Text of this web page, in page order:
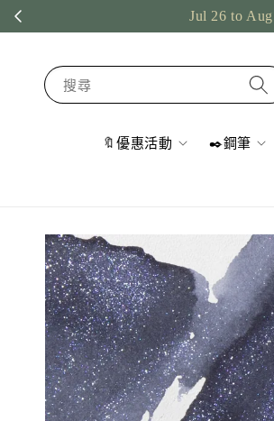
Jul 26 to
搜尋
🔖優惠活動 ✒️鋼筆